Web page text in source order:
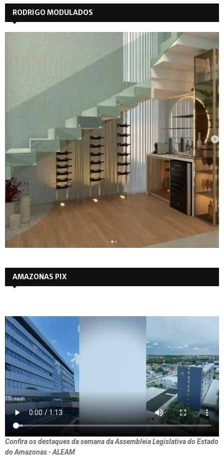
RODRIGO MODULADOS
AMAZONAS PIX
Confira os destaques da semana da Assembleia Legislativa do Estado
do Amazonas - ALEAM